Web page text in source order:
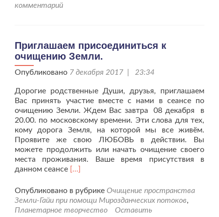
комментарий
Приглашаем присоединиться к
очищению Земли.
Опубликовано 7 декабря 2017 | 23:34
Дорогие родственные Души, друзья, приглашаем
Вас принять участие вместе с нами в сеансе по
очищению Земли. Ждем Вас завтра 08 декабря в
20.00. по московскому времени. Эти слова для тех,
кому дорога Земля, на которой мы все живём.
Проявите же свою ЛЮБОВЬ в действии. Вы
можете продолжить или начать очищение своего
места проживания. Ваше время присутствия в
данном сеансе Читать
проПриглашаем
присоединиться
к
[…]
Опубликовано в рубрике Очищение пространства
Земли-Гайи при помощи Мирозданческих потоков,
Планетарное творчество
Оставить